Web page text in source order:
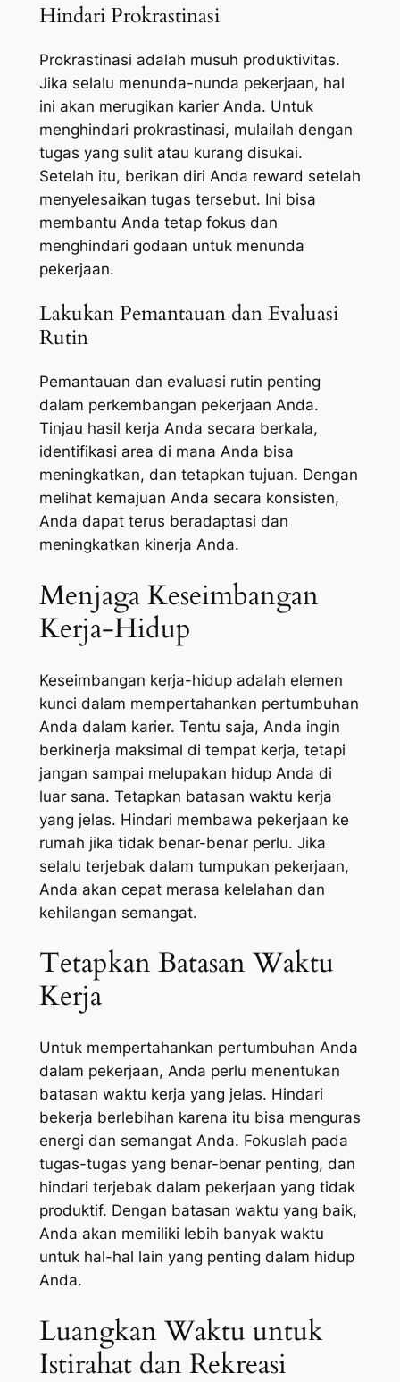
Hindari Prokrastinasi
Prokrastinasi adalah musuh produktivitas.
Jika selalu menunda-nunda pekerjaan, hal
ini akan merugikan karier Anda. Untuk
menghindari prokrastinasi, mulailah dengan
tugas yang sulit atau kurang disukai.
Setelah itu, berikan diri Anda reward setelah
menyelesaikan tugas tersebut. Ini bisa
membantu Anda tetap fokus dan
menghindari godaan untuk menunda
pekerjaan.
Lakukan Pemantauan dan Evaluasi
Rutin
Pemantauan dan evaluasi rutin penting
dalam perkembangan pekerjaan Anda.
Tinjau hasil kerja Anda secara berkala,
identifikasi area di mana Anda bisa
meningkatkan, dan tetapkan tujuan. Dengan
melihat kemajuan Anda secara konsisten,
Anda dapat terus beradaptasi dan
meningkatkan kinerja Anda.
Menjaga Keseimbangan
Kerja-Hidup
Keseimbangan kerja-hidup adalah elemen
kunci dalam mempertahankan pertumbuhan
Anda dalam karier. Tentu saja, Anda ingin
berkinerja maksimal di tempat kerja, tetapi
jangan sampai melupakan hidup Anda di
luar sana. Tetapkan batasan waktu kerja
yang jelas. Hindari membawa pekerjaan ke
rumah jika tidak benar-benar perlu. Jika
selalu terjebak dalam tumpukan pekerjaan,
Anda akan cepat merasa kelelahan dan
kehilangan semangat.
Tetapkan Batasan Waktu
Kerja
Untuk mempertahankan pertumbuhan Anda
dalam pekerjaan, Anda perlu menentukan
batasan waktu kerja yang jelas. Hindari
bekerja berlebihan karena itu bisa menguras
energi dan semangat Anda. Fokuslah pada
tugas-tugas yang benar-benar penting, dan
hindari terjebak dalam pekerjaan yang tidak
produktif. Dengan batasan waktu yang baik,
Anda akan memiliki lebih banyak waktu
untuk hal-hal lain yang penting dalam hidup
Anda.
Luangkan Waktu untuk
Istirahat dan Rekreasi